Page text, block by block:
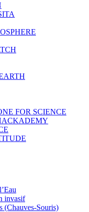
FOR SCIENCE
invasif
(Chauves-Souris)